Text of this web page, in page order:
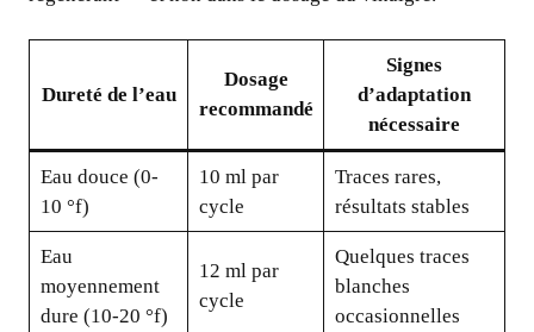
Dureté de l’eau
Dosage
recommandé
Signes
d’adaptation
nécessaire
Eau douce (0-
10 °f)
10 ml par
cycle
Traces rares,
résultats stables
Eau
moyennement
dure (10-20 °f)
12 ml par
cycle
Quelques traces
blanches
occasionnelles